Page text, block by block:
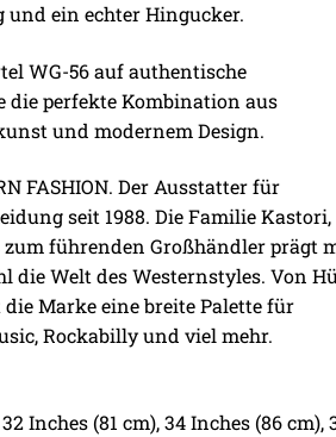
und ein echter Hingucker.
WG-56 auf authentische
die perfekte Kombination aus
und modernem Design.
FASHION. Der Ausstatter für
seit 1988. Die Familie
zum führenden Großhändler prägt
die Welt des Westernstyles. Von
die Marke eine breite Palette für
Rockabilly und viel mehr.
Inches (81 cm), 34 Inches (86 cm),